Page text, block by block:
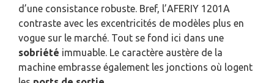
d’une consistance robuste. Bref, l’AFERIY 1201A
contraste avec les excentricités de modèles plus en
vogue sur le marché. Tout se fond ici dans une
sobriété immuable. Le caractère austère de la
machine embrasse également les jonctions où logent